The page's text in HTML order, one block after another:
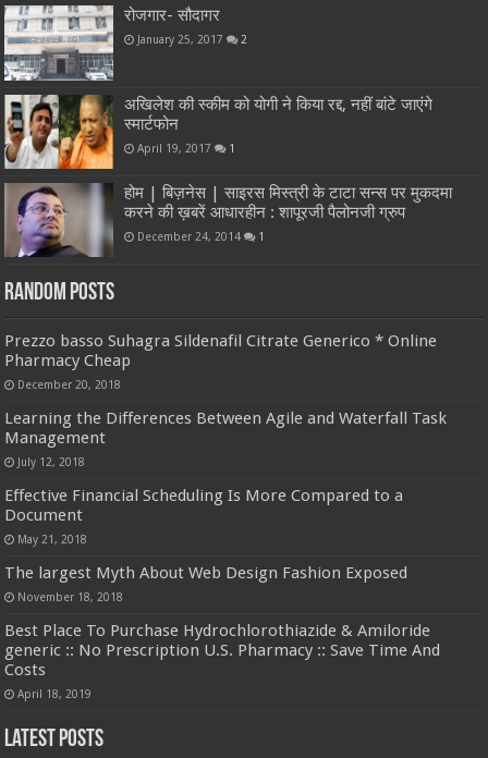
रोजगार- सौदागर
January 25, 2017 2
अखिलेश की स्कीम को योगी ने किया रद्द, नहीं बांटे जाएंगे
स्मार्टफोन
April 19, 2017 1
होम | बिज़नेस | साइरस मिस्त्री के टाटा सन्स पर मुकदमा
करने की ख़बरें आधारहीन : शापूरजी पैलोनजी ग्रुप
December 24, 2014 1
Random Posts
Prezzo basso Suhagra Sildenafil Citrate Generico * Online
Pharmacy Cheap
December 20, 2018
Learning the Differences Between Agile and Waterfall Task
Management
July 12, 2018
Effective Financial Scheduling Is More Compared to a
Document
May 21, 2018
The largest Myth About Web Design Fashion Exposed
November 18, 2018
Best Place To Purchase Hydrochlorothiazide & Amiloride
generic :: No Prescription U.S. Pharmacy :: Save Time And
Costs
April 18, 2019
Latest Posts